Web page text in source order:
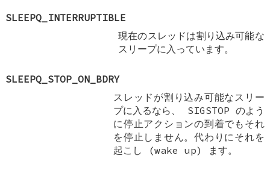
SLEEPQ_INTERRUPTIBLE
現在のスレッドは割り込み可能な
スリープに入っています。
SLEEPQ_STOP_ON_BDRY
スレッドが割り込み可能なスリー
プに入るなら、 SIGSTOP のよう
に停止アクションの到着でもそれ
を停止しません。代わりにそれを
起こし (wake up) ます。